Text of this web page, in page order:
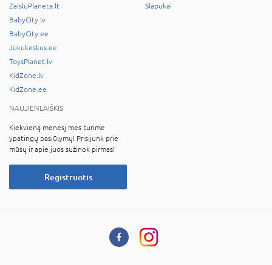
ZaisluPlaneta.lt
BabyCity.lv
BabyCity.ee
Jukukeskus.ee
ToysPlanet.lv
KidZone.lv
KidZone.ee
Slapukai
NAUJIENLAIŠKIS
Kiekvieną mėnesį mes turime
ypatingų pasiūlymų! Prisijunk prie
mūsų ir apie juos sužinok pirmas!
Registruotis